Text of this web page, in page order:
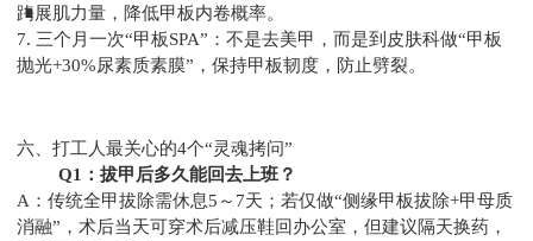
踇展肌力量，降低甲板内卷概率。
7. 三个月一次“甲板SPA”：不是去美甲，而是到皮肤科做“甲板
抛光+30%尿素质素膜”，保持甲板韧度，防止劈裂。
六、打工人最关心的4个“灵魂拷问”
Q1：拔甲后多久能回去上班？
A：传统全甲拔除需休息5～7天；若仅做“侧缘甲板拔除+甲母质
消融”，术后当天可穿术后减压鞋回办公室，但建议隔天换药，